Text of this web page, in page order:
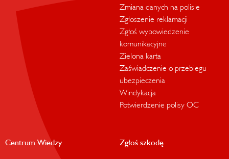
Zmiana danych na polisie
Zgłoszenie reklamacji
Zgłoś wypowiedzenie
komunikacyjne
Zielona karta
Zaświadczenie o przebiegu
ubezpieczenia
Windykacja
Potwierdzenie polisy OC
Centrum Wiedzy Zgłoś szkodę